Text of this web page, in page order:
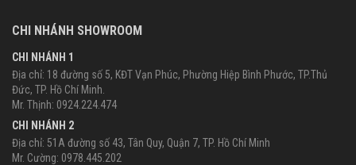
CHI NHÁNH SHOWROOM
CHI NHÁNH 1
Địa chỉ: 18 đường số 5, KĐT Vạn Phúc, Phường Hiệp Bình Phước, TP.Thủ
Đức, TP. Hồ Chí Minh.
Mr. Thịnh: 0924.224.474
CHI NHÁNH 2
Địa chỉ: 51A đường số 43, Tân Quy, Quận 7, TP. Hồ Chí Minh
Mr. Cường: 0978.445.202